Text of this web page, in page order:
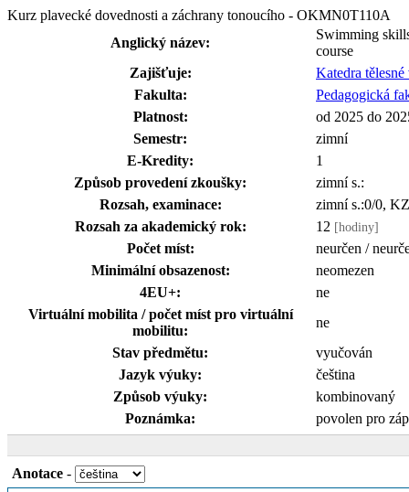
Kurz plavecké dovednosti a záchrany tonoucího - OKMN0T110A
Anglický název:
Swimming
course
Zajišťuje:
Katedra
Fakulta:
Pedagogická
Platnost:
od 2025 do
Semestr:
zimní
E-Kredity:
1
Způsob provedení zkoušky:
zimní s.:
Rozsah, examinace:
zimní s.:0/0,
Rozsah za akademický rok:
12 [hodiny]
Počet míst:
neurčen /
Minimální obsazenost:
neomezen
4EU+:
ne
Virtuální mobilita / počet míst pro virtuální
mobilitu:
ne
Stav předmětu:
vyučován
Jazyk výuky:
čeština
Způsob výuky:
kombinovaný
Poznámka:
povolen pro
Anotace -